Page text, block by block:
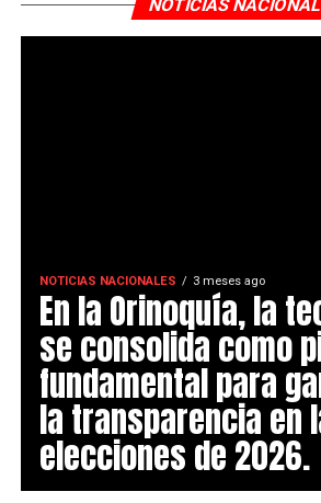
NOTICIAS
NOTICIAS NACIONALES 3 meses ago
En la Orinoquía, la
se consolida como
fundamental para
la transparencia en
elecciones de 2026.